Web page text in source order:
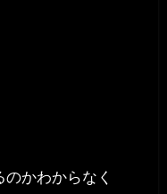
かわからなく